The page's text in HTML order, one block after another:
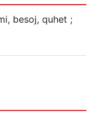
besoj, quhet ;